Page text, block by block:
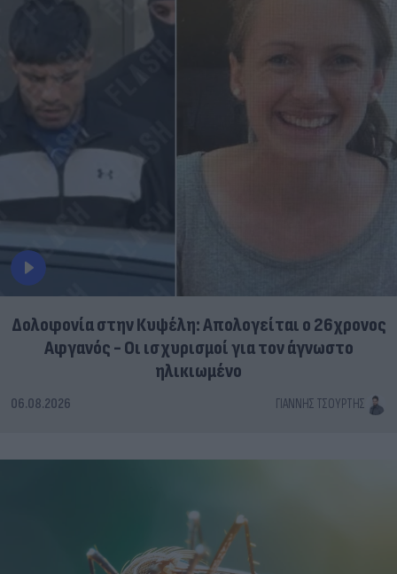
Δολοφονία στην Κυψέλη: Απολογείται ο 26χρονος
Αφγανός - Οι ισχυρισμοί για τον άγνωστο
ηλικιωμένο
06.08.2026 ΓΙΆΝΝΗΣ ΤΣΟΎΡΤΗΣ